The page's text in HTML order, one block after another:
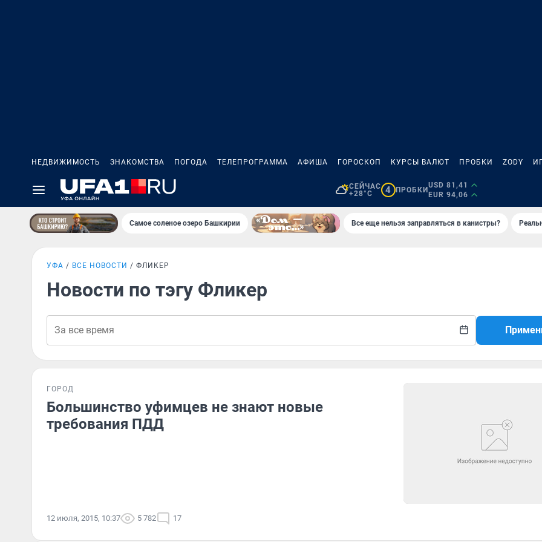
НЕДВИЖИМОСТЬ ЗНАКОМСТВА ПОГОДА ТЕЛЕПРОГРАММА АФИША ГОРОСКОП КУРСЫ ВАЛЮТ ПРОБКИ ZODY
СЕЙЧАС
+28°C
4 ПРОБКИ
USD 81,41
EUR 94,06
Самое соленое озеро Башкирии Все еще нельзя заправляться в канистры?
УФА ВСЕ НОВОСТИ ФЛИКЕР
Новости по тэгу Фликер
ГОРОД
Большинство уфимцев не знают новые
требования ПДД
12 июля, 2015, 10:37 5 782 17